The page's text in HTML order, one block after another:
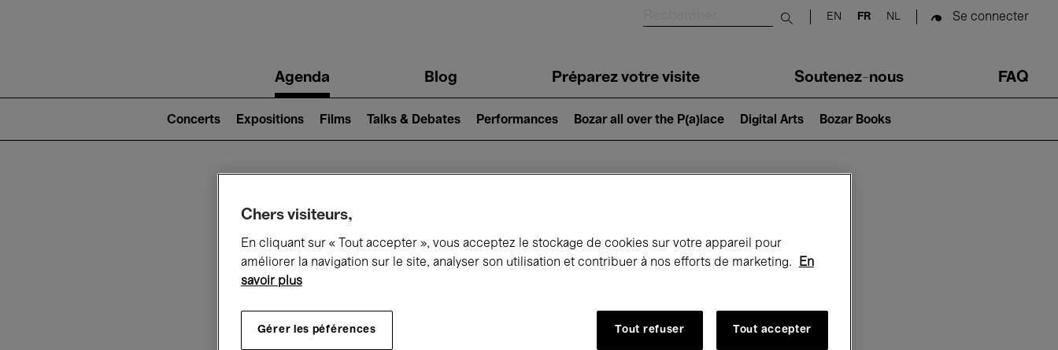
Submit search
EN FR NL Se connecter
navigationAgenda Blog Préparez votre visite Soutenez-nous FAQ
2)
Concerts Expositions Films Talks & Debates Performances Bozar all over the P(a)lace Digital Arts Bozar Books
Ce qui se passe à Bozar
Chers visiteurs,
En cliquant sur « Tout accepter », vous acceptez le stockage de cookies sur votre appareil pour
améliorer la navigation sur le site, analyser son utilisation et contribuer à nos efforts de marketing.
En
savoir plus
Gérer les péférences Tout refuser Tout accepter